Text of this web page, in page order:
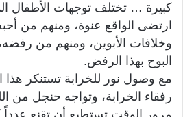
كبيرة … تختلف توجهات الأطفال
ارتضى الواقع عنوة، ومنهم من
وخلافات الأبوين، ومنهم من
البوح بهذا الرفض.
مع وصول نور للخرابة تستنكر هذا
رفقاء الخرابة، وتواجه حنجل من